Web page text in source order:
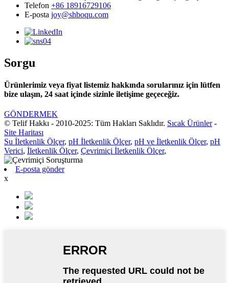
Telefon +86 18916729106
E-posta joy@shboqu.com
Sorgu
Ürünlerimiz veya fiyat listemiz hakkında sorularınız için lütfen
bize ulaşın, 24 saat içinde sizinle iletişime geçeceğiz.
GÖNDERMEK
© Telif Hakkı - 2010-2025: Tüm Hakları Saklıdır. Sıcak Ürünler-
Site Haritası
Su İletkenlik Ölçer, pH İletkenlik Ölçer, pH ve İletkenlik Ölçer, pH
Verici, İletkenlik Ölçer, Çevrimiçi İletkenlik Ölçer,
E-posta gönder
x